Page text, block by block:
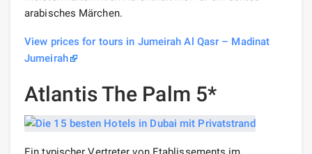
arabisches Märchen.
View prices for tours in Jumeirah Al Qasr – Madinat
Jumeirah
Atlantis The Palm 5*